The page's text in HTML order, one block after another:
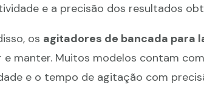
e a precisão dos resultados
os agitadores de bancada para
e manter. Muitos modelos contam
e o tempo de agitação com